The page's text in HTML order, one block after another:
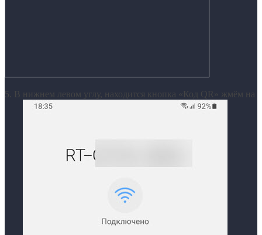
5. В нижнем левом углу, находится кнопка «Код QR» жмём на